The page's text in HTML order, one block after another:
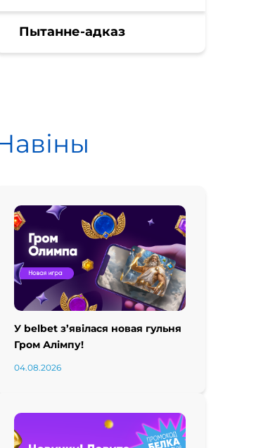
Пытанне-адказ
У belbet з’явілася новая гульня
Гром Алімпу!
04.08.2026